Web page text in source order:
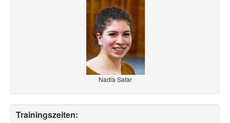
Nadia Safar
Trainingszeiten: